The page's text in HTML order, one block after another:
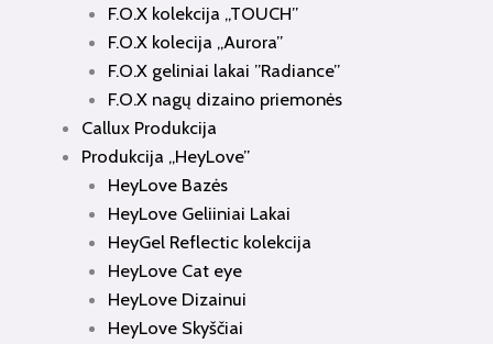
F.O.X kolekcija „TOUCH”
F.O.X kolecija „Aurora”
F.O.X geliniai lakai ”Radiance”
F.O.X nagų dizaino priemonės
Callux Produkcija
Produkcija „HeyLove”
HeyLove Bazės
HeyLove Geliiniai Lakai
HeyGel Reflectic kolekcija
HeyLove Cat eye
HeyLove Dizainui
HeyLove Skyščiai